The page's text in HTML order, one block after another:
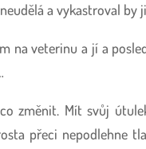
a vykastroval by
na veterinu a jí a
změnit. Mít svůj
přeci nepodlehne